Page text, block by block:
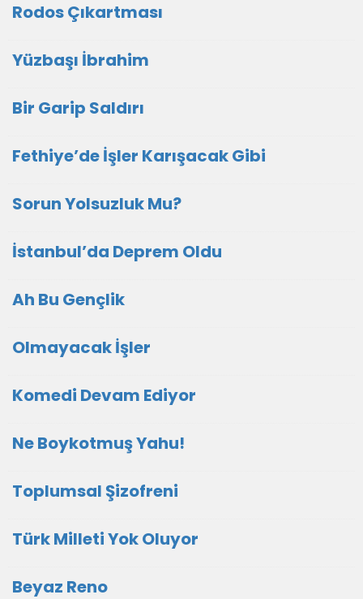
Rodos Çıkartması
Yüzbaşı İbrahim
Bir Garip Saldırı
Fethiye’de İşler Karışacak Gibi
Sorun Yolsuzluk Mu?
İstanbul’da Deprem Oldu
Ah Bu Gençlik
Olmayacak İşler
Komedi Devam Ediyor
Ne Boykotmuş Yahu!
Toplumsal Şizofreni
Türk Milleti Yok Oluyor
Beyaz Reno